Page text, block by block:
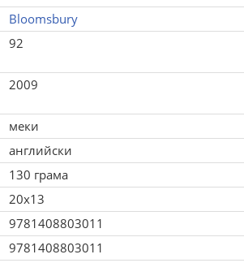
Bloomsbury
92
2009
меки
английски
130 грама
20x13
9781408803011
9781408803011